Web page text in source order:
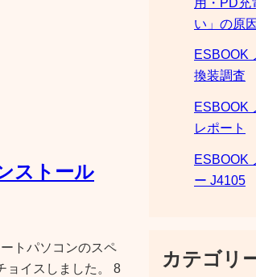
ストール
トパソコンのスペ
ョイスしました。 8
い」の原
ESBOOK
換装調査
ESBOOK
レポート
ESBOOK
ー J4105
カテゴリ